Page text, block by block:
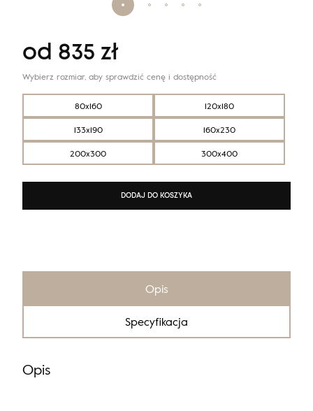
80x160
120x180
133x190
160x230
200x300
300x400
od 835 zł
Wybierz rozmiar, aby sprawdzić cenę i dostępność
DODAJ DO KOSZYKA
Opis
Specyfikacja
Opis